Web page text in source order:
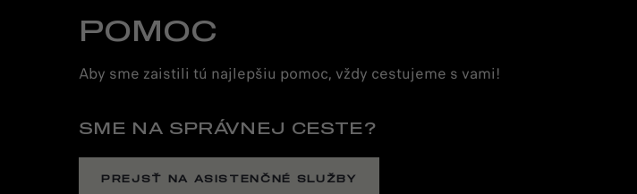
POMOC
Aby sme zaistili tú najlepšiu pomoc, vždy cestujeme s vami!
SME NA SPRÁVNEJ CESTE?
PREJSŤ NA ASISTENČNÉ SLUŽBY